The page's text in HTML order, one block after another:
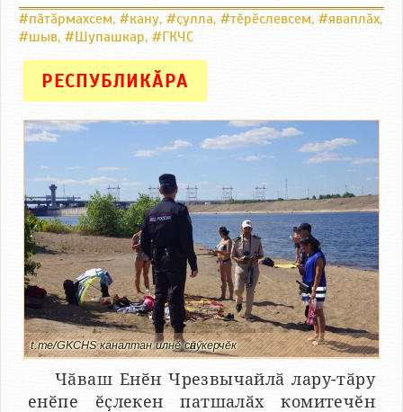
#пӑтӑрмахсем, #кану, #ҫулла, #тӗрӗслевсем, #яваплӑх,
#шыв, #Шупашкар, #ГКЧС
РЕСПУБЛИКӐРА
t.me/GKCHS каналтан илнӗ сӑнӳкерчӗк
Чӑваш Енӗн Чрезвычайлӑ лару-тӑру
енӗпе ӗҫлекен патшалӑх комитечӗн